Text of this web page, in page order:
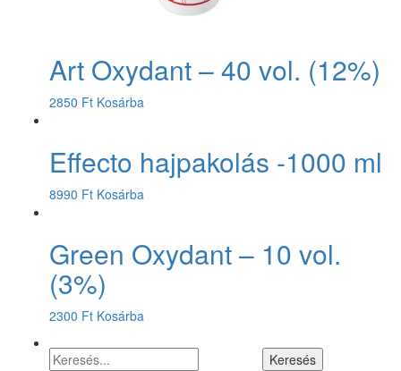
Art Oxydant – 40 vol. (12%)
2850 Ft Kosárba
Effecto hajpakolás -1000 ml
8990 Ft Kosárba
Green Oxydant – 10 vol.
(3%)
2300 Ft Kosárba